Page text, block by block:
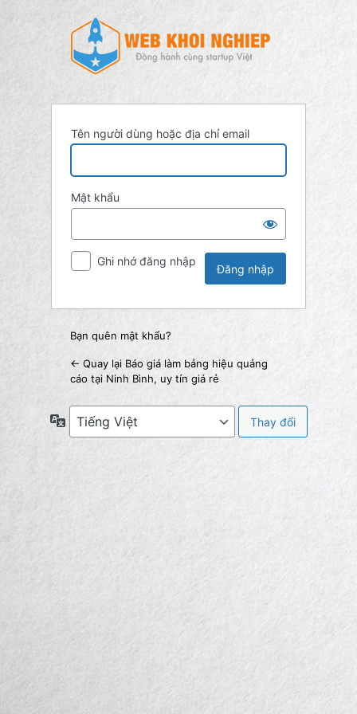
Tên người dùng hoặc địa chỉ email
Mật khẩu
Ghi nhớ đăng nhập
Bạn quên mật khẩu?
← Quay lại Báo giá làm bảng hiệu quảng
cáo tại Ninh Bình, uy tín giá rẻ
Ngôn
ngữ